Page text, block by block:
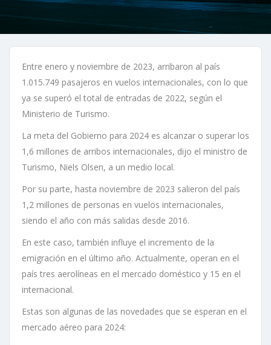
Entre enero y noviembre de 2023, arribaron al país
1.015.749 pasajeros en vuelos internacionales, con lo que
ya se superó el total de entradas de 2022, según el
Ministerio de Turismo.
La meta del Gobierno para 2024 es alcanzar o superar los
1,6 millones de arribos internacionales, dijo el ministro de
Turismo, Niels Olsen, a un medio local.
Por su parte, hasta noviembre de 2023 salieron del país
1,2 millones de personas en vuelos internacionales,
siendo el año con más salidas desde 2016.
En este caso, también influye el incremento de la
emigración en el último año. Actualmente, operan en el
país tres aerolíneas en el mercado doméstico y 15 en el
internacional.
Estas son algunas de las novedades que se esperan en el
mercado aéreo para 2024: